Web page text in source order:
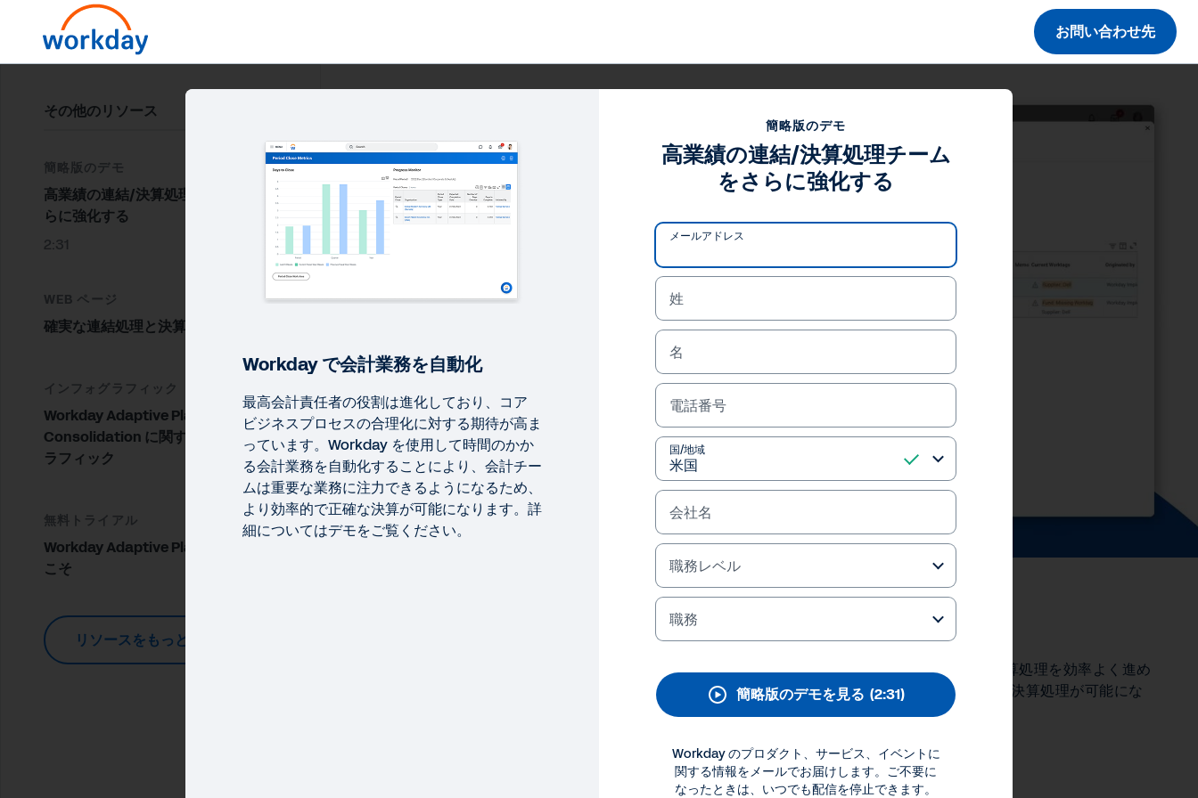
お問い合わせ先
高業績の連結/決算処理チームをさらに強化する
Workday には自動ダッシュボードが用意されており、会計チームはこれを使って、連結処理と決算処理を効率よく進め
ることができます。ダッシュボードでは処理が必要な領域が強調表示されるので、すばやく正確な決算処理が可能にな
法律に関する情報
Cookie Preferences
©2026Workday, Inc.
その他のリソース
簡略版のデモ
高業績の連結/決算処理チームをさ
らに強化する
2:31
WEB ページ
確実な連結処理と決算
インフォグラフィック
Workday Adaptive Planning and
Consolidation に関するインフォグ
ラフィック
無料トライアル
Workday Adaptive Planning へよう
こそ
リソースをもっと見る
簡略版のデモ
高業績の連結/決算処理チーム
をさらに強化する
メールアドレス
姓
名
電話番号
国/地域
会社名
職務レベル
職務
簡略版のデモを見る (2:31)
Workday のプロダクト、サービス、イベントに
関する情報をメールでお届けします。ご不要に
なったときは、いつでも配信を停止できます。
Workday で会計業務を自動化
最高会計責任者の役割は進化しており、コア
ビジネスプロセスの合理化に対する期待が高ま
っています。Workday を使用して時間のかか
る会計業務を自動化することにより、会計チー
ムは重要な業務に注力できるようになるため、
より効率的で正確な決算が可能になります。詳
細についてはデモをご覧ください。